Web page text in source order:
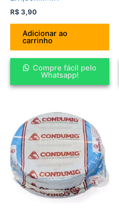
R$ 3,90
Adicionar ao
carrinho
Compre fácil pelo
Whatsapp!